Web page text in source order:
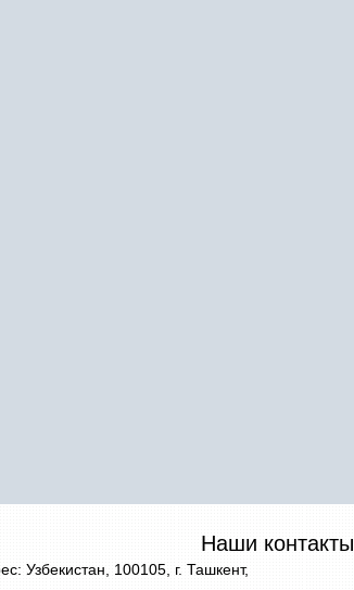
Наши контакты
Узбекистан, 100105, г. Ташкент,